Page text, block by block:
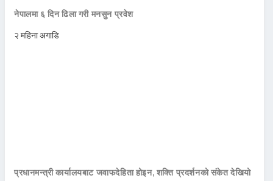
नेपालमा ६ दिन ढिला गरी मनसुन प्रवेश
२ महिना अगाडि
प्रधानमन्त्री कार्यालयबाट जवाफदेहिता होइन, शक्ति प्रदर्शनको संकेत देखियो